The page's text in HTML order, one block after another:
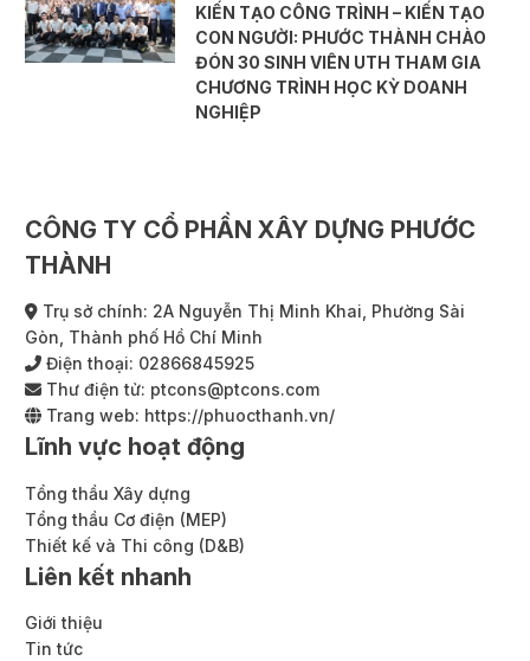
KIẾN TẠO CÔNG TRÌNH – KIẾN TẠO
CON NGƯỜI: PHƯỚC THÀNH CHÀO
ĐÓN 30 SINH VIÊN UTH THAM GIA
CHƯƠNG TRÌNH HỌC KỲ DOANH
NGHIỆP
CÔNG TY CỔ PHẦN XÂY DỰNG PHƯỚC
THÀNH
Trụ sở chính: 2A Nguyễn Thị Minh Khai, Phường Sài
Gòn, Thành phố Hồ Chí Minh
Điện thoại: 02866845925
Thư điện tử: ptcons@ptcons.com
Trang web: https://phuocthanh.vn/
Lĩnh vực hoạt động
Tổng thầu Xây dựng
Tổng thầu Cơ điện (MEP)
Thiết kế và Thi công (D&B)
Liên kết nhanh
Giới thiệu
Tin tức